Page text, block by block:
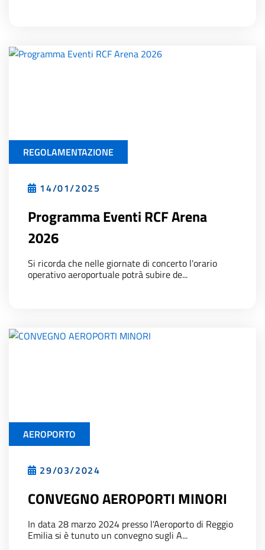
REGOLAMENTAZIONE
14/01/2025
Programma Eventi RCF Arena
2026
Si ricorda che nelle giornate di concerto l'orario
operativo aeroportuale potrà subire de...
AEROPORTO
29/03/2024
CONVEGNO AEROPORTI MINORI
In data 28 marzo 2024 presso l'Aeroporto di Reggio
Emilia si è tunuto un convegno sugli A...